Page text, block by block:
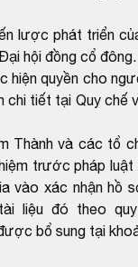
lược phát triển
hội đồng cổ đông.
hiện quyền cho
chi tiết tại Quy
Thành và các tổ
trước pháp
vào xác nhận hồ
liệu đó theo
bổ sung tại